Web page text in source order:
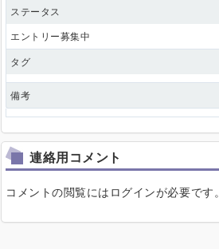
ステータス
エントリー募集中
タグ
備考
連絡用コメント
コメントの閲覧にはログインが必要です。